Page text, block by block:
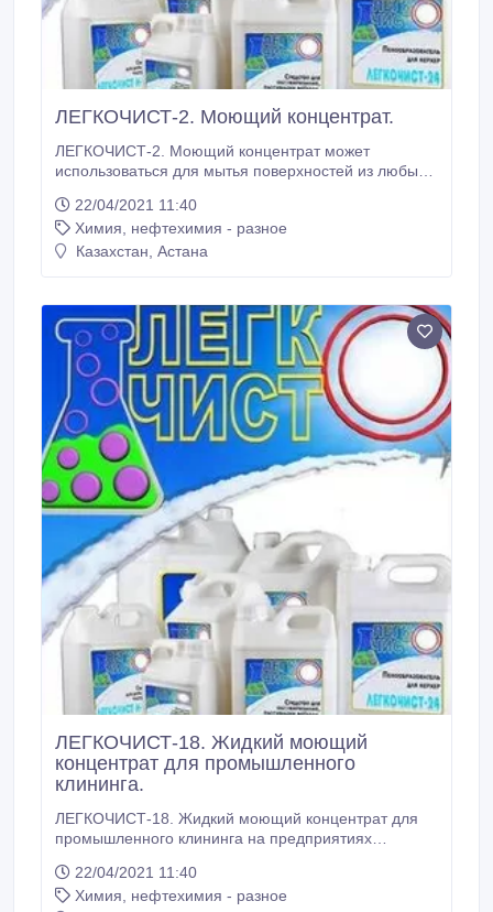
ЛЕГКОЧИСТ-2. Моющий концентрат.
ЛЕГКОЧИСТ-2. Моющий концентрат может
использоваться для мытья поверхностей из любых
общественного питания, в производственных и
торговых организациях, в учреждениях школьного и
дошкольного воспитания, в лечебно-
22/04/2021 11:40
Химия, нефтехимия - разное
Казахстан, Астана
ЛЕГКОЧИСТ-18. Жидкий моющий
концентрат для промышленного
клининга.
ЛЕГКОЧИСТ-18. Жидкий моющий концентрат для
промышленного клининга на предприятиях
промышленности. Предназначен для мытья
поверхностей из любых материалов . Не оказывает
22/04/2021 11:40
Химия, нефтехимия - разное